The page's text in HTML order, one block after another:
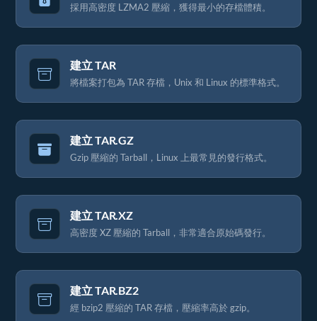
採用高密度 LZMA2 壓縮，獲得最小的存檔體積。
建立 TAR
將檔案打包為 TAR 存檔，Unix 和 Linux 的標準格式。
建立 TAR.GZ
Gzip 壓縮的 Tarball，Linux 上最常見的發行格式。
建立 TAR.XZ
高密度 XZ 壓縮的 Tarball，非常適合原始碼發行。
建立 TAR.BZ2
經 bzip2 壓縮的 TAR 存檔，壓縮率高於 gzip。